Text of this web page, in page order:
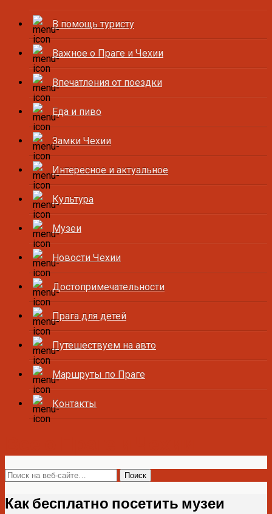
В помощь туристу
Важное о Праге и Чехии
Впечатления от поездки
Еда и пиво
Замки Чехии
Интересное и актуальное
Культура
Музеи
Новости Чехии
Достопримечательности
Прага для детей
Путешествуем на авто
Маршруты по Праге
Контакты
Как бесплатно посетить музеи